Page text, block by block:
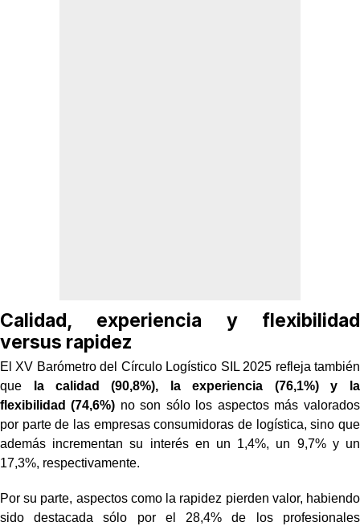
Calidad, experiencia y flexibilidad
versus rapidez
El XV Barómetro del Círculo Logístico SIL 2025 refleja también
que
la calidad (90,8%), la experiencia (76,1%) y la
flexibilidad (74,6%) no son sólo los aspectos más valorados
por parte de las empresas consumidoras de logística, sino que
además incrementan su interés en un 1,4%, un 9,7% y un
17,3%, respectivamente.
Por su parte, aspectos como la rapidez pierden valor, habiendo
sido destacada sólo por el 28,4% de los profesionales